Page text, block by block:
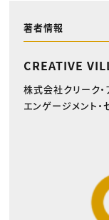
著者情報
CREATIVE
株式会社クリーク・
エンゲージメント・